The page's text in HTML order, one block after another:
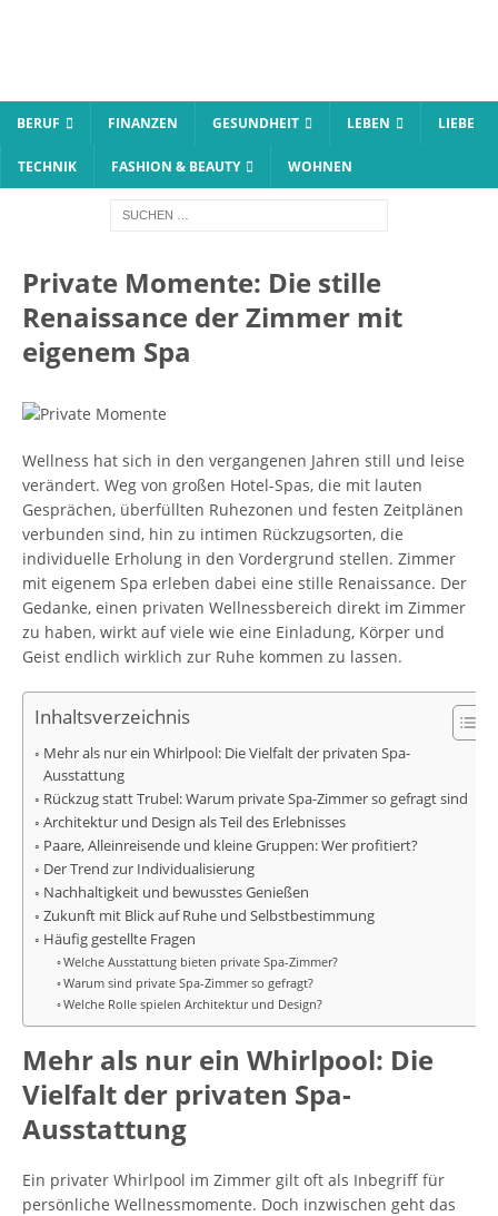
BERUF FINANZEN GESUNDHEIT LEBEN LIEBE
TECHNIK FASHION & BEAUTY WOHNEN
Private Momente: Die stille
Renaissance der Zimmer mit
eigenem Spa
Wellness hat sich in den vergangenen Jahren still und leise
verändert. Weg von großen Hotel-Spas, die mit lauten
Gesprächen, überfüllten Ruhezonen und festen Zeitplänen
verbunden sind, hin zu intimen Rückzugsorten, die
individuelle Erholung in den Vordergrund stellen. Zimmer
mit eigenem Spa erleben dabei eine stille Renaissance. Der
Gedanke, einen privaten Wellnessbereich direkt im Zimmer
zu haben, wirkt auf viele wie eine Einladung, Körper und
Geist endlich wirklich zur Ruhe kommen zu lassen.
Inhaltsverzeichnis
Mehr als nur ein Whirlpool: Die Vielfalt der privaten Spa-
Ausstattung
Rückzug statt Trubel: Warum private Spa-Zimmer so gefragt sind
Architektur und Design als Teil des Erlebnisses
Paare, Alleinreisende und kleine Gruppen: Wer profitiert?
Der Trend zur Individualisierung
Nachhaltigkeit und bewusstes Genießen
Zukunft mit Blick auf Ruhe und Selbstbestimmung
Häufig gestellte Fragen
Welche Ausstattung bieten private Spa-Zimmer?
Warum sind private Spa-Zimmer so gefragt?
Welche Rolle spielen Architektur und Design?
Mehr als nur ein Whirlpool: Die
Vielfalt der privaten Spa-
Ausstattung
Ein privater Whirlpool im Zimmer gilt oft als Inbegriff für
persönliche Wellnessmomente. Doch inzwischen geht das